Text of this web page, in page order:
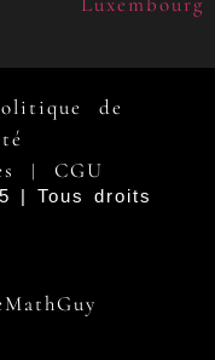
de
| CGU
| Tous droits